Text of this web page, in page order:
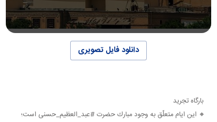
دانلود فایل تصویری
بارگاه تجرید
🔸 این ایام متعلّق به وجود مبارك حضرت #عبد_العظیم_حسنی است؛